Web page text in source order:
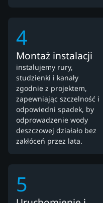
4
Montaż instalacji
instalujemy rury,
studzienki i kanały
zgodnie z projektem,
zapewniając szczelność i
odpowiedni spadek, by
odprowadzenie wody
deszczowej działało bez
zakłóceń przez lata.
5